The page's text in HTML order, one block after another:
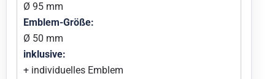
Ø 95 mm
Emblem-Größe:
Ø 50 mm
inklusive:
+ individuelles Emblem